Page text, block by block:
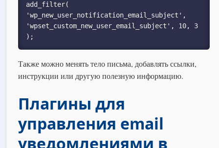
add_filter(
'wp_new_user_notification_email_subject',
'wpset_custom_new_user_email_subject', 10, 3
);
Также можно менять тело письма, добавлять ссылки,
инструкции или другую полезную информацию.
Плагины для
управления email
уведомлениями в